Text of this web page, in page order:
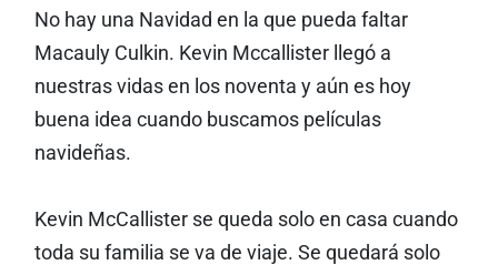
No hay una Navidad en la que pueda faltar
Macauly Culkin. Kevin Mccallister llegó a
nuestras vidas en los noventa y aún es hoy
buena idea cuando buscamos películas
navideñas.
Kevin McCallister se queda solo en casa cuando
toda su familia se va de viaje. Se quedará solo